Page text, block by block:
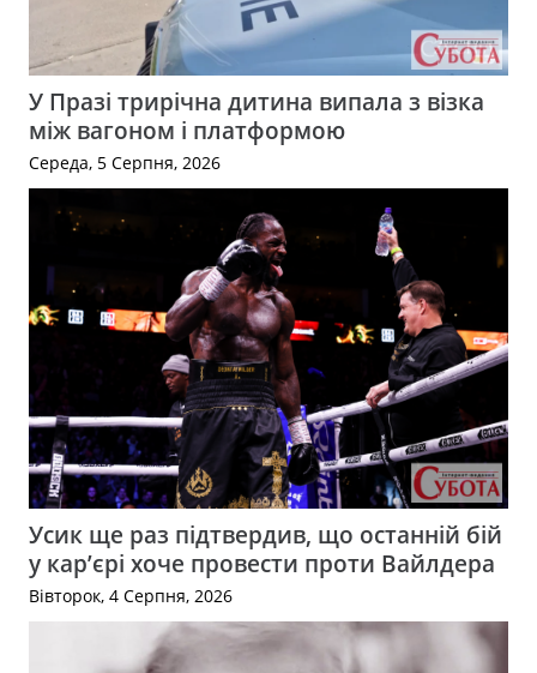
У Празі трирічна дитина випала з візка
між вагоном і платформою
Середа, 5 Серпня, 2026
Усик ще раз підтвердив, що останній бій
у кар’єрі хоче провести проти Вайлдера
Вівторок, 4 Серпня, 2026